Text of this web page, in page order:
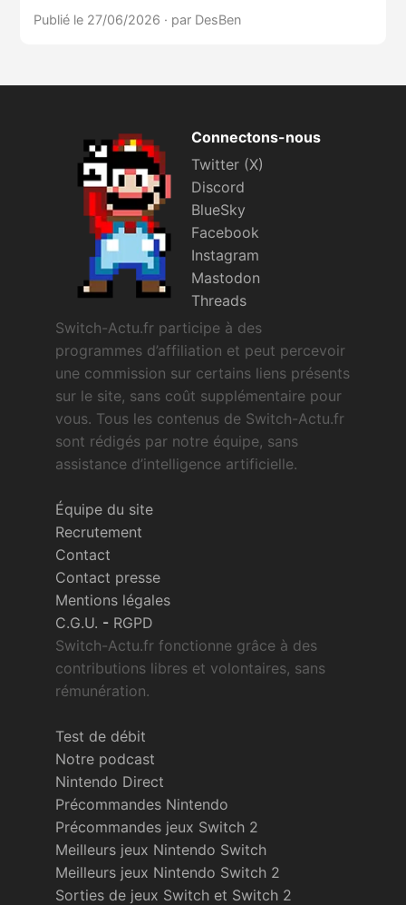
Publié le 27/06/2026 · par DesBen
Connectons-nous
Twitter (X)
Discord
BlueSky
Facebook
Instagram
Mastodon
Threads
Switch-Actu.fr participe à des
programmes d’affiliation et peut percevoir
une commission sur certains liens présents
sur le site, sans coût supplémentaire pour
vous. Tous les contenus de Switch-Actu.fr
sont rédigés par notre équipe, sans
assistance d’intelligence artificielle.
Équipe du site
Recrutement
Contact
Contact presse
Mentions légales
C.G.U. - RGPD
Switch-Actu.fr fonctionne grâce à des
contributions libres et volontaires, sans
rémunération.
Test de débit
Notre podcast
Nintendo Direct
Précommandes Nintendo
Précommandes jeux Switch 2
Meilleurs jeux Nintendo Switch
Meilleurs jeux Nintendo Switch 2
Sorties de jeux Switch et Switch 2